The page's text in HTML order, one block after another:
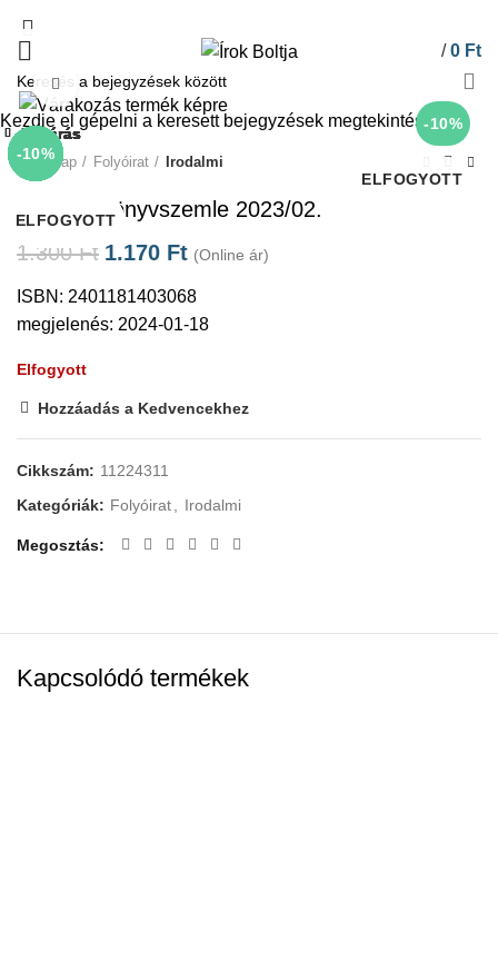
/ 0 Ft
-10%
ELFOGYOTT
Click to enlarge
Kezdőlap Folyóirat Irodalmi
Magyar Könyvszemle 2023/02.
1.300Ft 1.170 Ft (Online ár)
ISBN: 2401181403068
megjelenés: 2024-01-18
Elfogyott
Hozzáadás a Kedvencekhez
Cikkszám: 11224311
Kategóriák: Folyóirat, Irodalmi
Megosztás
Kapcsolódó termékek
-10%
ELFOGYOTT
Bezárás
-10%
ELFOGYOTT
Bezárás
-10%
Bezárás
-10%
Bezárás
-10%
ELFOGYOTT
Bezárás
-10%
ELFOGYOTT
Bezárás
-10%
ELFOGYOTT
Bezárás
-10%
ELFOGYOTT
Bezárás
Kezdje el gépelni a keresett bejegyzések megtekintéséhez.